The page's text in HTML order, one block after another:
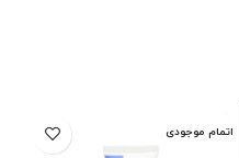
اتمام موجودی